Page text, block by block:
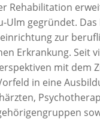
Rehabilitation
Ulm gegründet.
zur
Erkrankung. Seit
mit dem
in eine